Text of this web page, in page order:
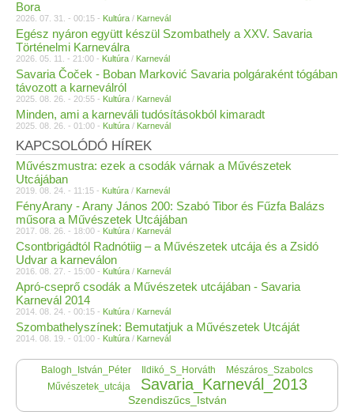
Bora
2026. 07. 31. - 00:15 - Kultúra / Karnevál
Egész nyáron együtt készül Szombathely a XXV. Savaria
Történelmi Karneválra
2026. 05. 11. - 21:00 - Kultúra / Karnevál
Savaria Čoček - Boban Marković Savaria polgáraként tógában
távozott a karneválról
2025. 08. 26. - 20:55 - Kultúra / Karnevál
Minden, ami a karneváli tudósításokból kimaradt
2025. 08. 26. - 01:00 - Kultúra / Karnevál
KAPCSOLÓDÓ HÍREK
Művészmustra: ezek a csodák várnak a Művészetek
Utcájában
2019. 08. 24. - 11:15 - Kultúra / Karnevál
FényArany - Arany János 200: Szabó Tibor és Fűzfa Balázs
műsora a Művészetek Utcájában
2017. 08. 26. - 18:00 - Kultúra / Karnevál
Csontbrigádtól Radnótiig – a Művészetek utcája és a Zsidó
Udvar a karneválon
2016. 08. 27. - 15:00 - Kultúra / Karnevál
Apró-cseprő csodák a Művészetek utcájában - Savaria
Karnevál 2014
2014. 08. 24. - 00:15 - Kultúra / Karnevál
Szombathelyszínek: Bemutatjuk a Művészetek Utcáját
2014. 08. 19. - 01:00 - Kultúra / Karnevál
Balogh_István_Péter Ildikó_S_Horváth
Mészáros_Szabolcs
Művészetek_utcája
Savaria_Karnevál_2013
Szendiszűcs_István